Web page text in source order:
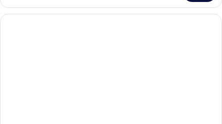
(Little
Star)